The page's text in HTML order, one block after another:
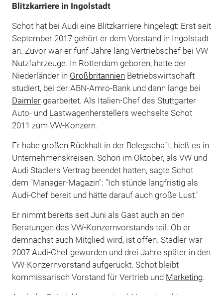
Blitzkarriere in Ingolstadt
Schot hat bei Audi eine Blitzkarriere hingelegt: Erst seit
September 2017 gehört er dem Vorstand in Ingolstadt
an. Zuvor war er fünf Jahre lang Vertriebschef bei VW-
Nutzfahrzeuge. In Rotterdam geboren, hatte der
Niederländer in Großbritannien Betriebswirtschaft
studiert, bei der ABN-Amro-Bank und dann lange bei
Daimlergearbeitet. Als Italien-Chef des Stuttgarter
Auto- und Lastwagenherstellers wechselte Schot
2011 zum VW-Konzern.
Er habe großen Rückhalt in der Belegschaft, hieß es in
Unternehmenskreisen. Schon im Oktober, als VW und
Audi Stadlers Vertrag beendet hatten, sagte Schot
dem "Manager-Magazin": "Ich stünde langfristig als
Audi-Chef bereit und hätte darauf auch große Lust."
Er nimmt bereits seit Juni als Gast auch an den
Beratungen des VW-Konzernvorstands teil. Ob er
demnächst auch Mitglied wird, ist offen. Stadler war
2007 Audi-Chef geworden und drei Jahre später in den
VW-Konzernvorstand aufgerückt. Schot bleibt
kommissarisch Vorstand für Vertrieb und Marketing.